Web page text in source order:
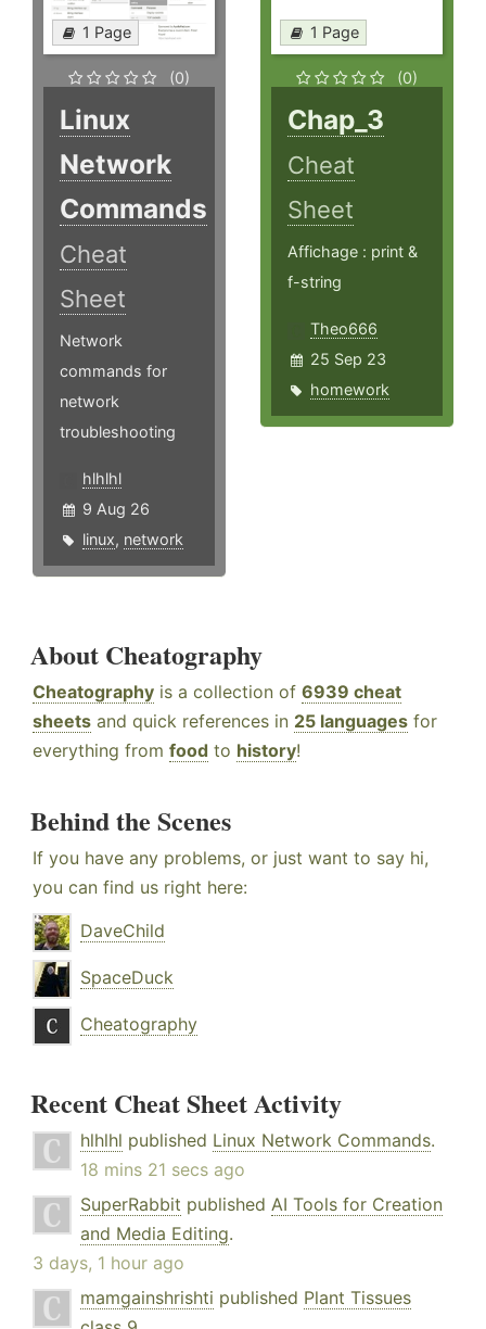
1 Page
(0)
Linux
Network
Commands
Cheat
Sheet
Network
commands for
network
troubleshooting
hlhlhl
9 Aug 26
linux, network
1 Page
(0)
Chap_3
Cheat
Sheet
Affichage : print &
f-string
Theo666
25 Sep 23
homework
About Cheatography
Cheatography is a collection of 6939 cheat
sheets and quick references in 25 languages for
everything from food to history!
Behind the Scenes
If you have any problems, or just want to say hi,
you can find us right here:
DaveChild
SpaceDuck
Cheatography
Recent Cheat Sheet Activity
hlhlhl published Linux Network Commands.
18 mins 21 secs ago
SuperRabbit published AI Tools for Creation
and Media Editing.
3 days, 1 hour ago
mamgainshrishti published Plant Tissues